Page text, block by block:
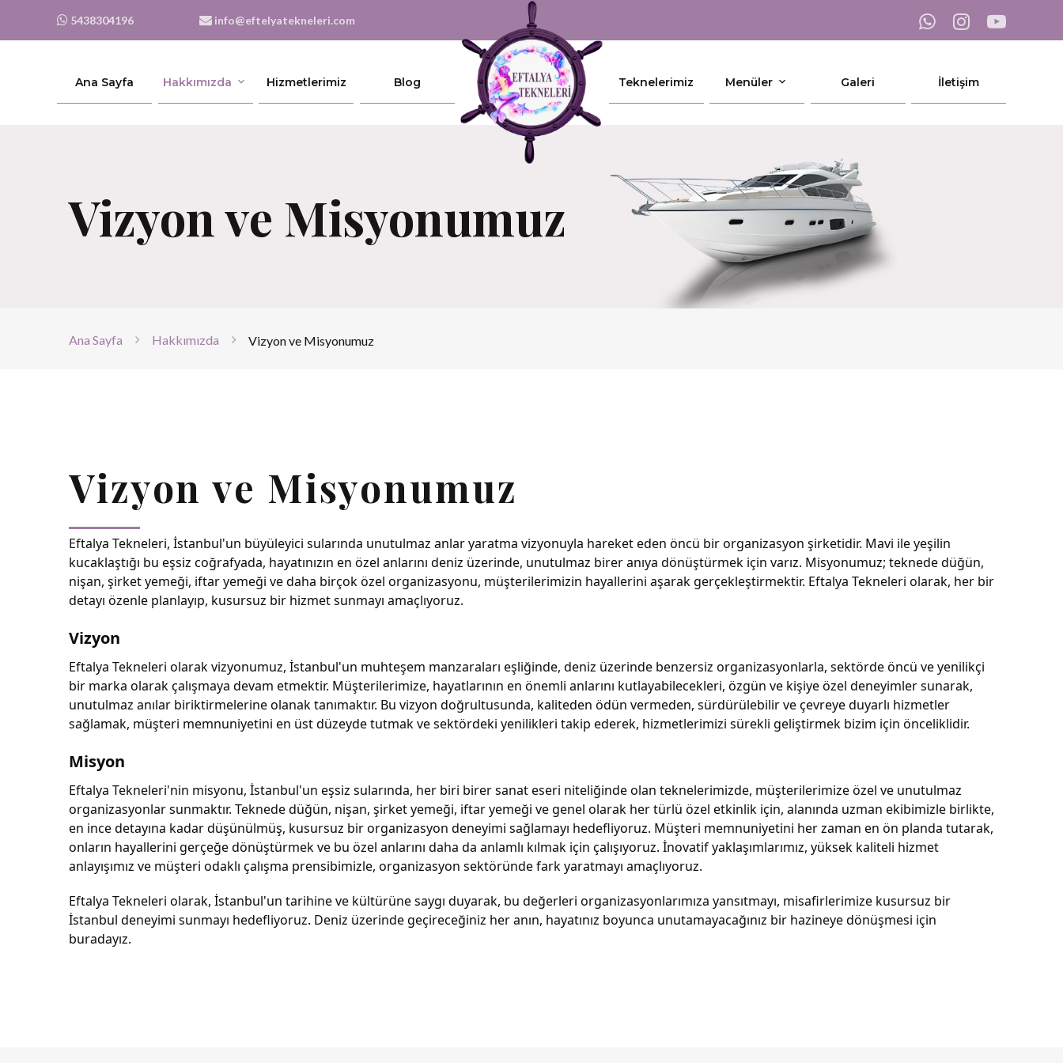
5438304196 info@eftelyatekneleri.com
Ana Sayfa Hakkımızda Hizmetlerimiz Blog Teknelerimiz Menüler Galeri İletişim
Vizyon ve Misyonumuz
Ana Sayfa Hakkımızda Vizyon ve Misyonumuz
Vizyon ve Misyonumuz
Eftalya Tekneleri, İstanbul'un büyüleyici sularında unutulmaz anlar yaratma vizyonuyla hareket eden öncü bir organizasyon şirketidir. Mavi ile yeşilin
kucaklaştığı bu eşsiz coğrafyada, hayatınızın en özel anlarını deniz üzerinde, unutulmaz birer anıya dönüştürmek için varız. Misyonumuz; teknede düğün,
nişan, şirket yemeği, iftar yemeği ve daha birçok özel organizasyonu, müşterilerimizin hayallerini aşarak gerçekleştirmektir. Eftalya Tekneleri olarak, her bir
detayı özenle planlayıp, kusursuz bir hizmet sunmayı amaçlıyoruz.
Vizyon
Eftalya Tekneleri olarak vizyonumuz, İstanbul'un muhteşem manzaraları eşliğinde, deniz üzerinde benzersiz organizasyonlarla, sektörde öncü ve yenilikçi
bir marka olarak çalışmaya devam etmektir. Müşterilerimize, hayatlarının en önemli anlarını kutlayabilecekleri, özgün ve kişiye özel deneyimler sunarak,
unutulmaz anılar biriktirmelerine olanak tanımaktır. Bu vizyon doğrultusunda, kaliteden ödün vermeden, sürdürülebilir ve çevreye duyarlı hizmetler
sağlamak, müşteri memnuniyetini en üst düzeyde tutmak ve sektördeki yenilikleri takip ederek, hizmetlerimizi sürekli geliştirmek bizim için önceliklidir.
Misyon
Eftalya Tekneleri'nin misyonu, İstanbul'un eşsiz sularında, her biri birer sanat eseri niteliğinde olan teknelerimizde, müşterilerimize özel ve unutulmaz
organizasyonlar sunmaktır. Teknede düğün, nişan, şirket yemeği, iftar yemeği ve genel olarak her türlü özel etkinlik için, alanında uzman ekibimizle birlikte,
en ince detayına kadar düşünülmüş, kusursuz bir organizasyon deneyimi sağlamayı hedefliyoruz. Müşteri memnuniyetini her zaman en ön planda tutarak,
onların hayallerini gerçeğe dönüştürmek ve bu özel anlarını daha da anlamlı kılmak için çalışıyoruz. İnovatif yaklaşımlarımız, yüksek kaliteli hizmet
anlayışımız ve müşteri odaklı çalışma prensibimizle, organizasyon sektöründe fark yaratmayı amaçlıyoruz.
Eftalya Tekneleri olarak, İstanbul'un tarihine ve kültürüne saygı duyarak, bu değerleri organizasyonlarımıza yansıtmayı, misafirlerimize kusursuz bir
İstanbul deneyimi sunmayı hedefliyoruz. Deniz üzerinde geçireceğiniz her anın, hayatınız boyunca unutamayacağınız bir hazineye dönüşmesi için
buradayız.